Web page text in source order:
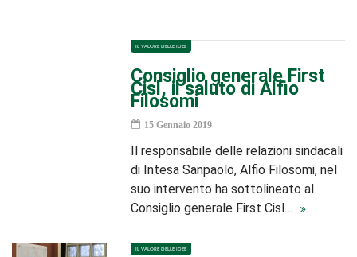
IL VALORE DELLE IDEE
Consiglio generale First
Cisl, il saluto di Alfio
Filosomi
15 Gennaio 2019
Il responsabile delle relazioni sindacali
di Intesa Sanpaolo, Alfio Filosomi, nel
suo intervento ha sottolineato al
Consiglio generale First Cisl…
IL VALORE DELLE IDEE